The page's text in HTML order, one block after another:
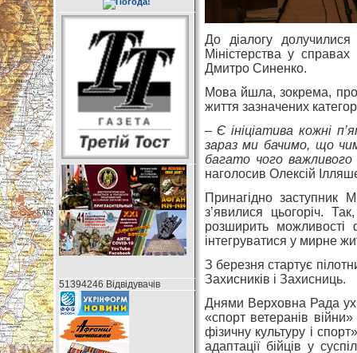
51394246 Відвідувачів
До діалогу долучилися
Міністерства у
Дмитро Синенко.
Мова йшла, зокрема, про
життя зазначених
– Є ініціатива кожні
зараз ми бачимо, що
багато чого
наголосив Олексій
Принагідно заступник
з’явилися цьогоріч.
розширить можливості
інтегруватися у мирне
З березня стартує
Захисників і Захисниць.
Днями Верховна Рада
«спорт ветеранів
фізичну культуру і
адаптації бійців у